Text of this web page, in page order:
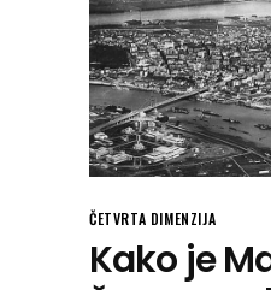
ČETVRTA DIMENZIJA
Kako je